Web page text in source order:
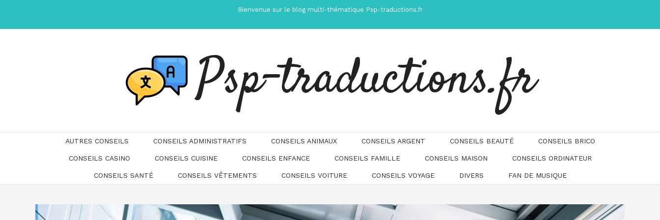
contenu
Bienvenue sur le blog multi-thématique Psp-traductions.fr
Psp-traductions.fr
AUTRES CONSEILS CONSEILS ADMINISTRATIFS CONSEILS ANIMAUX CONSEILS ARGENT CONSEILS BEAUTÉ CONSEILS BRICO
CONSEILS CASINO CONSEILS CUISINE CONSEILS ENFANCE CONSEILS FAMILLE CONSEILS MAISON CONSEILS ORDINATEUR
CONSEILS SANTÉ CONSEILS VÊTEMENTS CONSEILS VOITURE CONSEILS VOYAGE DIVERS FAN DE MUSIQUE
Automatically
Hierarchic
Menu